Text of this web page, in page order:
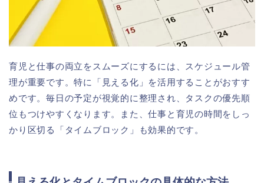
育児と仕事の両立をスムーズにするには、スケジュール管
理が重要です。特に「見える化」を活用することがおすす
めです。毎日の予定が視覚的に整理され、タスクの優先順
位もつけやすくなります。また、仕事と育児の時間をしっ
かり区切る「タイムブロック」も効果的です。